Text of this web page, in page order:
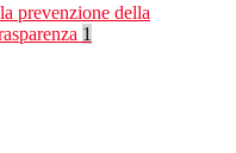
prevenzione della
1